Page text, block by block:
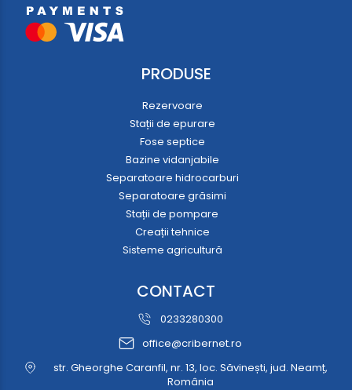
PRODUSE
Rezervoare
Stații de epurare
Fose septice
Bazine vidanjabile
Separatoare hidrocarburi
Separatoare grăsimi
Stații de pompare
Creații tehnice
Sisteme agricultură
CONTACT
0233280300
office@cribernet.ro
str. Gheorghe Caranfil, nr. 13, loc. Săvinești, jud. Neamț,
România